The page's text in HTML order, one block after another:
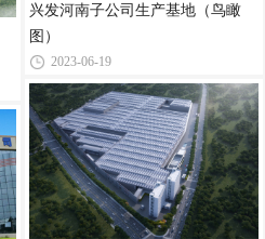
兴发河南子公司生产基地（鸟瞰
图）
2023-06-19